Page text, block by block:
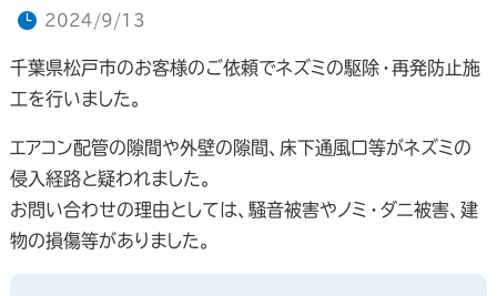
2024/9/13
千葉県松戸市のお客様のご依頼でネズミの駆除・再発防止施
工を行いました。
エアコン配管の隙間や外壁の隙間、床下通風口等がネズミの
侵入経路と疑われました。
お問い合わせの理由としては、騒音被害やノミ・ダニ被害、建
物の損傷等がありました。